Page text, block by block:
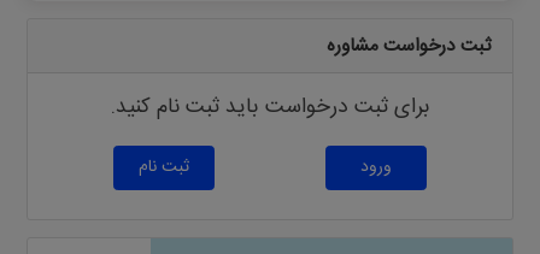
ثبت درخواست مشاوره
برای ثبت درخواست باید ثبت نام کنید.
ورود ثبت نام